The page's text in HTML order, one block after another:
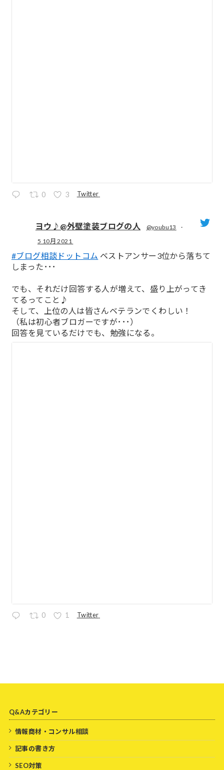
0 3 Twitter
ヨウ♪@外壁塗装ブログの人 @youbu13
·
5 10月 2021
#ブログ相談ドットコム ベストアンサー3位から落ちて
しまった･･･
でも、それだけ回答する人が増えて、盛り上がってき
てるってこと♪
そして、上位の人は皆さんベテランでくわしい！
（私は初心者ブロガーですが･･･）
回答を見ているだけでも、勉強になる。
0 1 Twitter
Q&Aカテゴリー
情報商材・コンサル相談
記事の書き方
SEO対策